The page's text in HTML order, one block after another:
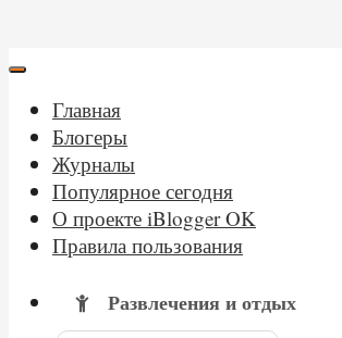
Главная
Блогеры
Журналы
Популярное сегодня
О проекте iBlogger OK
Правила пользования
Развлечения и отдых